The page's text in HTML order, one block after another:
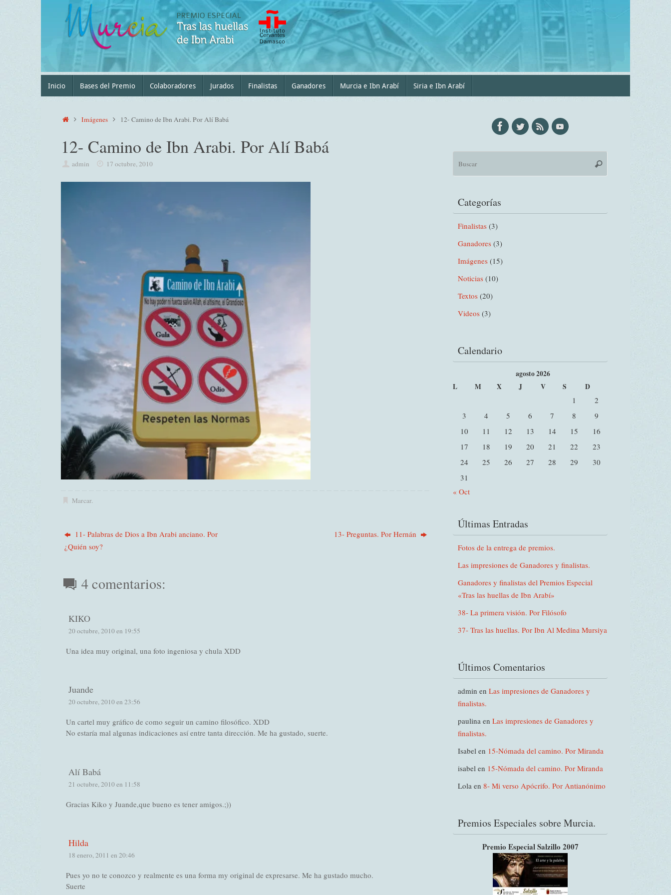
Inicio Bases del Premio Colaboradores Jurados Finalistas Ganadores Murcia e Ibn Arabí Siria e Ibn Arabí
InicioImágenes 12- Camino de Ibn Arabi. Por Alí Babá
12- Camino de Ibn Arabi. Por Alí Babá
admin 17 octubre, 2010
Marcar.
11- Palabras de Dios a Ibn Arabi anciano. Por
¿Quién soy?
13- Preguntas. Por Hernán
4 comentarios:
KIKO
20 octubre, 2010 en 19:55
Una idea muy original, una foto ingeniosa y chula XDD
Juande
20 octubre, 2010 en 23:56
Un cartel muy gráfico de como seguir un camino filosófico. XDD
No estaría mal algunas indicaciones así entre tanta dirección. Me ha gustado, suerte.
Alí Babá
21 octubre, 2010 en 11:58
Gracias Kiko y Juande,que bueno es tener amigos.;))
Hilda
18 enero, 2011 en 20:46
Pues yo no te conozco y realmente es una forma my original de expresarse. Me ha gustado mucho.
Suerte
Buscar
Categorías
Finalistas (3)
Ganadores (3)
Imágenes (15)
Noticias (10)
Textos (20)
Videos (3)
Calendario
agosto 2026
L
M X J V S
D
1
2
3
4 5 6 7 8
9
10
11 12 13 14 15
16
17
18 19 20 21 22
23
24
25 26 27 28 29
30
31
« Oct
Últimas Entradas
Fotos de la entrega de premios.
Las impresiones de Ganadores y finalistas.
Ganadores y finalistas del Premios Especial
«Tras las huellas de Ibn Arabí»
38- La primera visión. Por Filósofo
37- Tras las huellas. Por Ibn Al Medina Mursiya
Últimos Comentarios
admin en Las impresiones de Ganadores y
finalistas.
paulina en Las impresiones de Ganadores y
finalistas.
Isabel en 15-Nómada del camino. Por Miranda
isabel en 15-Nómada del camino. Por Miranda
Lola en 8- Mi verso Apócrifo. Por Antianónimo
Premios Especiales sobre Murcia.
Premio Especial Salzillo 2007